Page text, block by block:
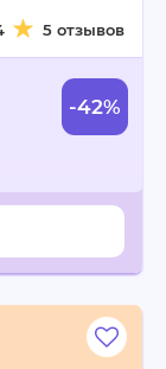
5 отзывов
-42%